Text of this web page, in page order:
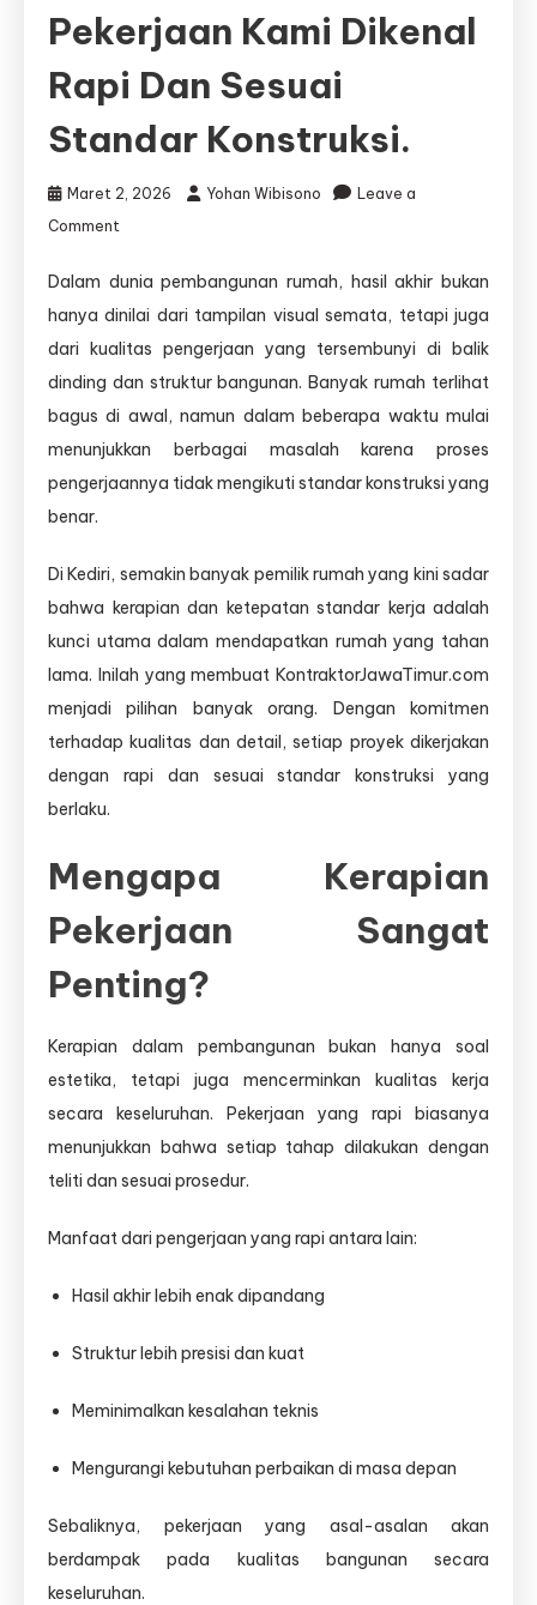
Pekerjaan Kami Dikenal
Rapi Dan Sesuai
Standar Konstruksi.
Maret 2, 2026 Yohan Wibisono
Leave a
Comment
kami
dikenal
rapi
dan
sesuai
konstruksi.
Dalam dunia pembangunan rumah, hasil akhir bukan
hanya dinilai dari tampilan visual semata, tetapi juga
dari kualitas pengerjaan yang tersembunyi di balik
dinding dan struktur bangunan. Banyak rumah terlihat
bagus di awal, namun dalam beberapa waktu mulai
menunjukkan berbagai masalah karena proses
pengerjaannya tidak mengikuti standar konstruksi yang
benar.
Di Kediri, semakin banyak pemilik rumah yang kini sadar
bahwa kerapian dan ketepatan standar kerja adalah
kunci utama dalam mendapatkan rumah yang tahan
lama. Inilah yang membuat KontraktorJawaTimur.com
menjadi pilihan banyak orang. Dengan komitmen
terhadap kualitas dan detail, setiap proyek dikerjakan
dengan rapi dan sesuai standar konstruksi yang
berlaku.
Mengapa Kerapian
Pekerjaan Sangat
Penting?
Kerapian dalam pembangunan bukan hanya soal
estetika, tetapi juga mencerminkan kualitas kerja
secara keseluruhan. Pekerjaan yang rapi biasanya
menunjukkan bahwa setiap tahap dilakukan dengan
teliti dan sesuai prosedur.
Manfaat dari pengerjaan yang rapi antara lain:
Hasil akhir lebih enak dipandang
Struktur lebih presisi dan kuat
Meminimalkan kesalahan teknis
Mengurangi kebutuhan perbaikan di masa depan
Sebaliknya, pekerjaan yang asal-asalan akan
berdampak pada kualitas bangunan secara
keseluruhan.